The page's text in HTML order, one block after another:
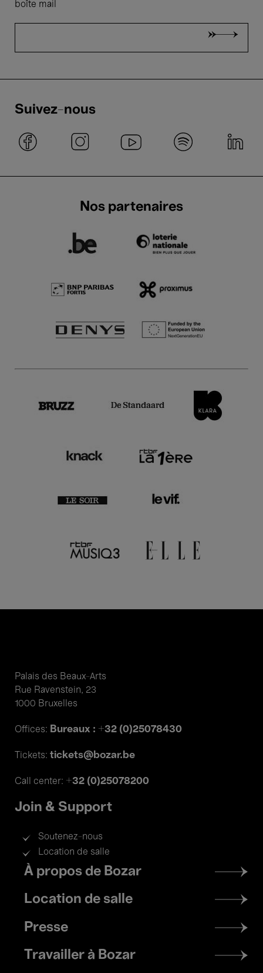
boîte mail
Suivez-nous
Nos partenaires
Palais des Beaux-Arts
Rue Ravenstein, 23
1000 Bruxelles
Offices: Bureaux : +32 (0)25078430
Tickets: tickets@bozar.be
Call center: +32 (0)25078200
Join & Support
Soutenez-nous
Location de salle
Footer
menu
À propos de Bozar
Location de salle
Presse
Travailler à Bozar